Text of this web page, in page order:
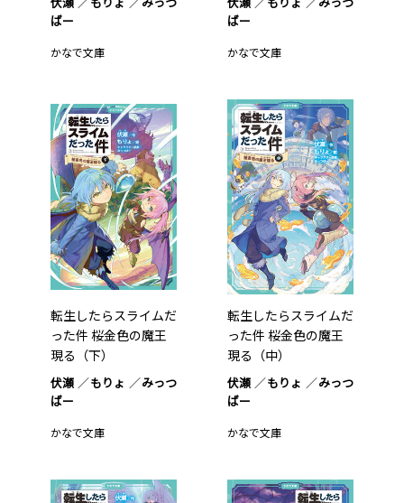
ばー
かなで文庫
ばー
かなで文庫
転生したらスライムだ
った件 桜金色の魔王
現る（下）
伏瀬 もりょ
みっつ
ばー
かなで文庫
転生したらスライムだ
った件 桜金色の魔王
現る（中）
伏瀬 もりょ
みっつ
ばー
かなで文庫